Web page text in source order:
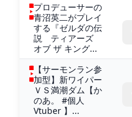
プロデューサーの
青沼英二がプレイ
する『ゼルダの伝
説 ティアーズ
オブ ザ キング...
【サーモンラン参
加型】新ワイパー
ＶＳ満潮ダム【か
のあ。 #個人
Vtuber 】...